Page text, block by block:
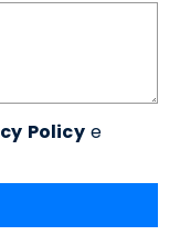
Policye